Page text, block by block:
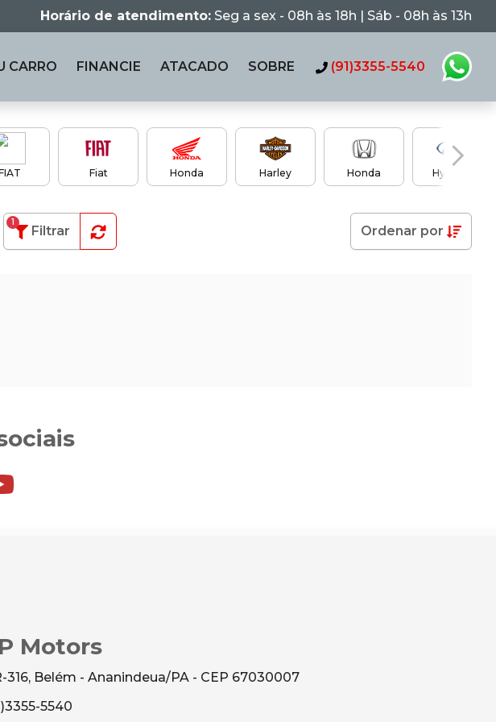
Horário de atendimento: Seg a sex - 08h às 18h | Sáb - 08h às 13h
CARRO FINANCIE ATACADO SOBRE (91)3355-5540
Fiat Honda Harley Honda Hyundai
Filtrar
1
Ordenar por
Motors
316, Belém - Ananindeua/PA - CEP 67030007
5540